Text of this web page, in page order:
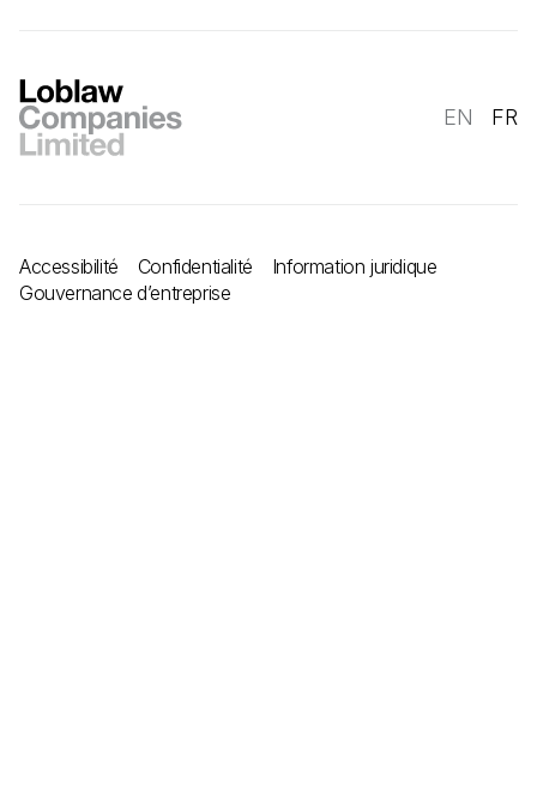
EN FR
Accessibilité Confidentialité
Information juridique
Gouvernance d’entreprise